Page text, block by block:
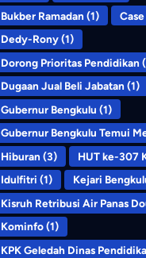
Bukber Ramadan (1) Case
Dedy-Rony(1)
Dorong Prioritas Pendidikan
Dugaan Jual Beli Jabatan (1)
Gubernur Bengkulu (1)
Gubernur Bengkulu Temui
Hiburan (3) HUT ke-307
Idulfitri (1) Kejari
Kisruh Retribusi Air Panas
Kominfo(1)
KPK Geledah Dinas